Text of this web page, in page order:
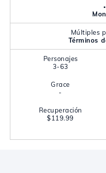
Múltiples
Términos
Personajes
3-63
Grace
-
Recuperación
$119.99